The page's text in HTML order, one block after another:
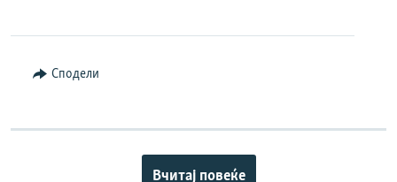
Сподели
Вчитај повеќе